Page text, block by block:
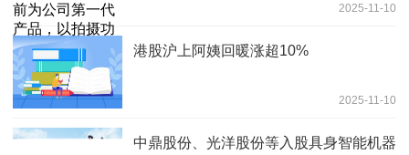
2025-11-10
港股沪上阿姨回暖涨超10%
2025-11-10
中鼎股份、光洋股份等入股具身智能机器